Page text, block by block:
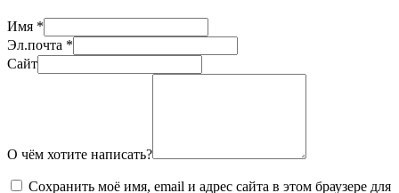
Имя *
Эл.почта *
Сайт
О чём хотите написать?
Сохранить моё имя, email и адрес сайта в этом браузере для